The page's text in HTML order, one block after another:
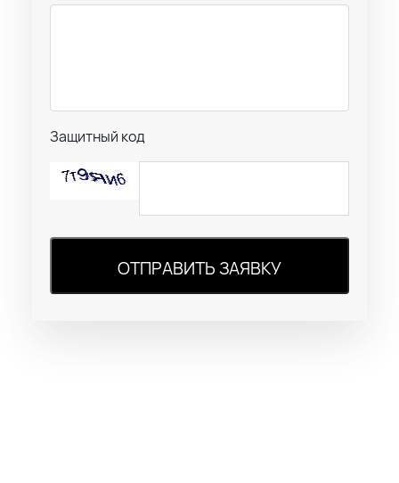
Защитный код
ОТПРАВИТЬ ЗАЯВКУ